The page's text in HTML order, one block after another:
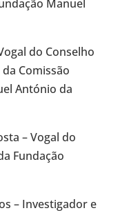
Manuel
do Conselho
Comissão
António da
– Vogal do
Fundação
– Investigador e